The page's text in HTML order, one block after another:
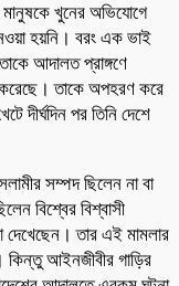
মানুষকে খুনের অভিযোগে
হয়নি। বরং এক ভাই
আদালত প্রাঙ্গণে
তাকে অপহরণ করে
দীর্ঘদিন পর তিনি দেশে
সম্পদ ছিলেন না বা
বিশ্বের বিশ্বাসী
তার এই মামলার
কিন্তু আইনজীবীর গাড়ির